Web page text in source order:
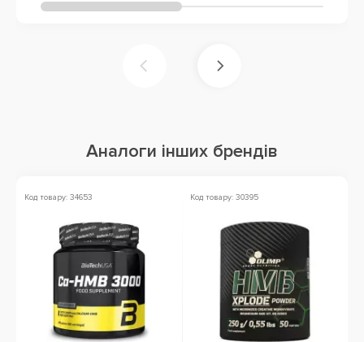
Аналоги інших брендів
Код товару: 34653 Код товару: 30395